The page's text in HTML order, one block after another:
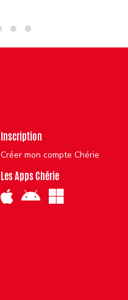
Inscription
Créer mon compte Chérie
Les Apps Chérie